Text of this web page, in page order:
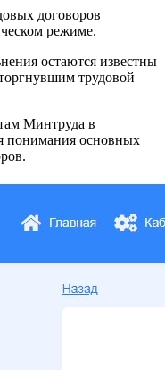
договоров
режиме.
остаются известны
трудовой
Минтруда в
понимания основных